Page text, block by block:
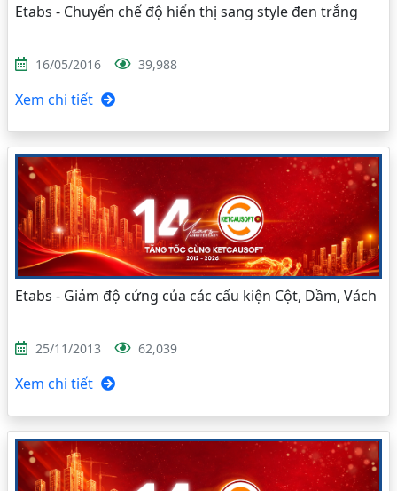
Etabs - Chuyển chế độ hiển thị sang style đen trắng
16/05/2016 39,988
Xem chi tiết
Etabs - Giảm độ cứng của các cấu kiện Cột, Dầm, Vách
25/11/2013 62,039
Xem chi tiết